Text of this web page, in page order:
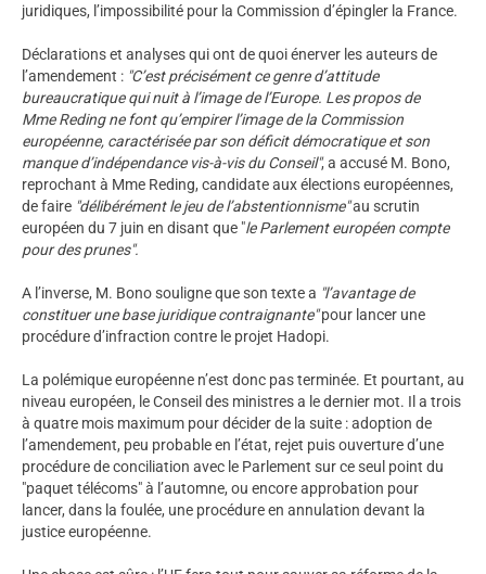
juridiques, l’impossibilité pour la Commission d’épingler la France.
Déclarations et analyses qui ont de quoi énerver les auteurs de
l’amendement : "C’est précisément ce genre d’attitude
bureaucratique qui nuit à l’image de l’Europe. Les propos de
Mme Reding ne font qu’empirer l’image de la Commission
européenne, caractérisée par son déficit démocratique et son
manque d’indépendance vis-à-vis du Conseil", a accusé M. Bono,
reprochant à Mme Reding, candidate aux élections européennes,
de faire "délibérément le jeu de l’abstentionnisme"au scrutin
européen du 7 juin en disant que "le Parlement européen compte
pour des prunes".
A l’inverse, M. Bono souligne que son texte a "l’avantage de
constituer une base juridique contraignante"pour lancer une
procédure d’infraction contre le projet Hadopi.
La polémique européenne n’est donc pas terminée. Et pourtant, au
niveau européen, le Conseil des ministres a le dernier mot. Il a trois
à quatre mois maximum pour décider de la suite : adoption de
l’amendement, peu probable en l’état, rejet puis ouverture d’une
procédure de conciliation avec le Parlement sur ce seul point du
"paquet télécoms" à l’automne, ou encore approbation pour
lancer, dans la foulée, une procédure en annulation devant la
justice européenne.